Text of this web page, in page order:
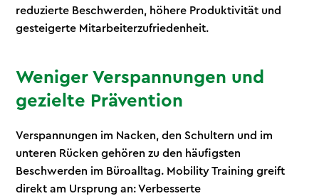
reduzierte Beschwerden, höhere Produktivität und
gesteigerte Mitarbeiterzufriedenheit.
Weniger Verspannungen und
gezielte Prävention
Verspannungen im Nacken, den Schultern und im
unteren Rücken gehören zu den häufigsten
Beschwerden im Büroalltag. Mobility Training greift
direkt am Ursprung an: Verbesserte